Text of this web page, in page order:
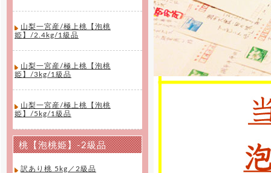
山梨一宮産/極上桃【泡桃
姫】/2.4kg/1級品
山梨一宮産/極上桃【泡桃
姫】/3kg/1級品
山梨一宮産/極上桃【泡桃
姫】/5kg/1級品
桃【泡桃姫】-2級品
訳あり桃 5kg／2級品